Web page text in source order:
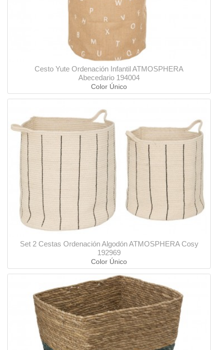
Cesto Yute Ordenación Infantil ATMOSPHERA
Abecedario 194004
Color Único
Set 2 Cestas Ordenación Algodón ATMOSPHERA Cosy
192969
Color Único